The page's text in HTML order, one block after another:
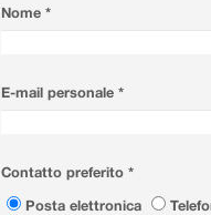
Nome *
E-mail personale *
Contatto preferito *
Posta elettronica